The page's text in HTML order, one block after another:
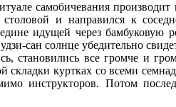
самобичевания
и направился к
идущей через
сан солнце убедительно
становились все громче и
складки куртках со всеми
инструкторов. Потом